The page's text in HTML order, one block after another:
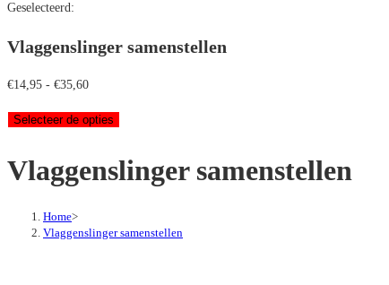
Geselecteerd:
Vlaggenslinger samenstellen
€14,95 - €35,60Prijsklasse:
tot
Selecteer de opties
Vlaggenslinger samenstellen
Home>
Vlaggenslinger samenstellen